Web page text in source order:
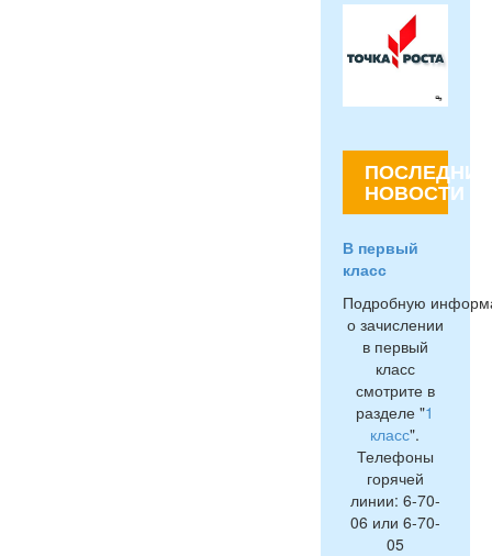
ПОСЛЕДНИЕ
НОВОСТИ
В первый
класс
Подробную
о зачислении
в первый
класс
смотрите в
разделе "1
класс".
Телефоны
горячей
линии: 6-70-
06 или 6-70-
05